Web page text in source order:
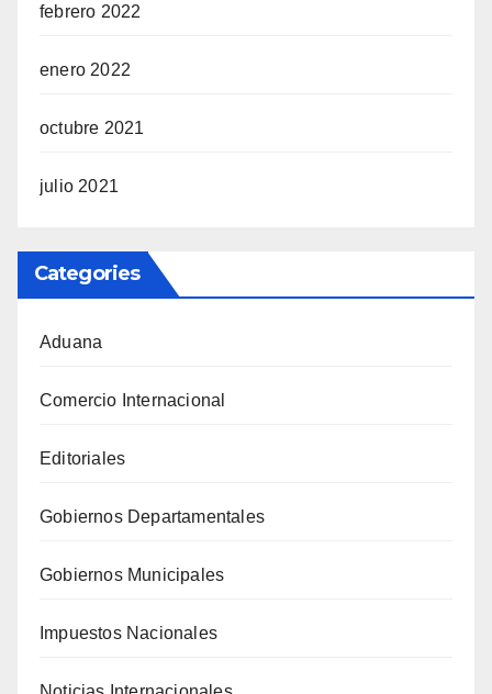
febrero 2022
enero 2022
octubre 2021
julio 2021
Categories
Aduana
Comercio Internacional
Editoriales
Gobiernos Departamentales
Gobiernos Municipales
Impuestos Nacionales